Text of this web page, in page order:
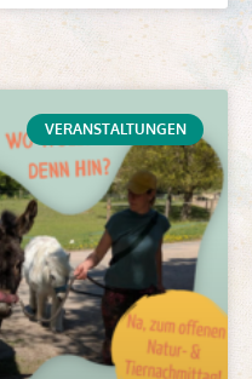
VERANSTALTUNGEN